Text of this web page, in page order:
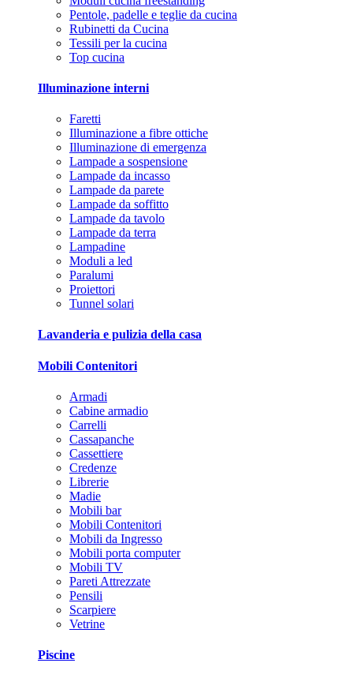
Pentole, padelle e teglie da cucina
Rubinetti da Cucina
Tessili per la cucina
Top cucina
Illuminazione interni
Faretti
Illuminazione a fibre ottiche
Illuminazione di emergenza
Lampade a sospensione
Lampade da incasso
Lampade da parete
Lampade da soffitto
Lampade da tavolo
Lampade da terra
Lampadine
Moduli a led
Paralumi
Proiettori
Tunnel solari
Lavanderia e pulizia della casa
Mobili Contenitori
Armadi
Cabine armadio
Carrelli
Cassapanche
Cassettiere
Credenze
Librerie
Madie
Mobili bar
Mobili Contenitori
Mobili da Ingresso
Mobili porta computer
Mobili TV
Pareti Attrezzate
Pensili
Scarpiere
Vetrine
Piscine